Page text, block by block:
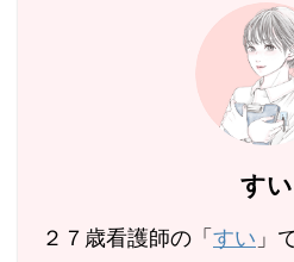
すい
２７歳看護師の「 すい 」